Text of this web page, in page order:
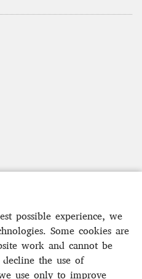
possible experience, we
Some cookies are
work and cannot be
decline the use of
use only to improve